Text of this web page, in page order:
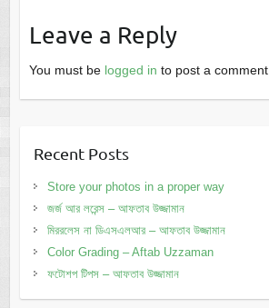
Leave a Reply
You must be logged in to post a comment.
Recent Posts
Store your photos in a proper way
জর্জ আর লরেন্স – আফতাব উজ্জামান
মিররলেস না ডিএসএলআর – আফতাব উজ্জামান
Color Grading – Aftab Uzzaman
ফটোশপ টিপস – আফতাব উজ্জামান